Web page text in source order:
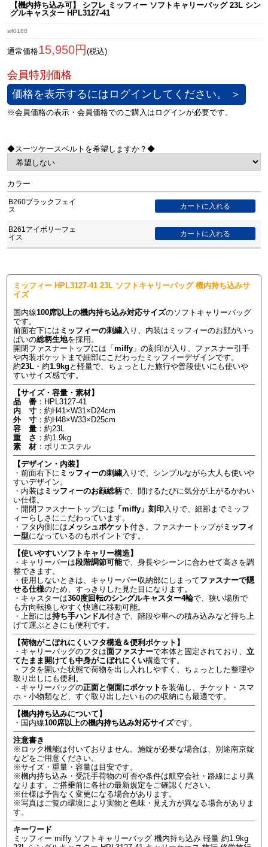
【機内持ち込み可】 シフレ ミッフィー ソフトキャリーバッグ 23L シン
グルキャスター HPL3127-41
sif0188
通常価格15,950円 (税込)
価格を表示するにはログインしてください。 ＞
◆スーツケースベルトを希望しますか？◆
カラー
B260ブラックフェイ
ス
B261アイボリーフェ
イス
ミッフィー HPL3127-41 23L ソフトキャリーバッグ 機内持ち込みサ
イズ
国内線100席以上の機内持ち込み対応サイズのソフトキャリーバッグ
です。
前面右下には ミッフィーの刺繍入り、内装はミッフィーのお顔がいっ
ぱいの総柄生地を採用。
開閉ファスナートップには「miffy 」の刻印が入り、ファスナー引手
や内装ポケットまで細部にこだわったミッフィーデザインです。
約23L ・約1.9kg と軽量で、ちょっとした旅行や普段使いにも使いや
すいサイズ感です。
【サイズ・容量・素材】
品 番 ：HPL3127-41
内 寸 ：約H41×W31×D24cm
外 寸 ：約H48×W33×D25cm
容 量 ：約23L
重 さ ：約1.9kg
素 材：ポリエステル
【デザイン・内装】
・前面右下に ミッフィーの刺繍入りで、シンプルながら大人も使いや
すいデザイン。
・内装は ミッフィーのお顔総柄で、開けるたびに気分が上がるかわい
い仕様。
・開閉ファスナートップには 「miffy」刻印入りで、細部までミッフ
ィーらしさにこだわっています。
・フタ内側にはメッシュポケット付き。ファスナートップが ミッフィ
ー型になっているのもポイントです。
【使いやすいソフトキャリー構造】
・キャリーバーは段階調節可能で、身長やシーンに合わせて高さを調
整できます。
・使用しないときは、キャリーバー収納部にしまってファスナーで隠
せる仕様のため、すっきりした見た目になります。
・キャスターは360度回転のシングルキャスター4輪で、狭い場所で
も方向転換しやすく快適に移動可能。
・上部には持ち手ハンドル付きで、階段や車への積み込みなど持ち上
げて運ぶときにも便利です。
【荷物がこぼれにくいフタ構造＆便利ポケット】
・キャリーバッグのフタは面ファスナーで本体と固定されており、立
てたまま開けても中身がこぼれにくい構造です。
・フタを開いた状態で荷物を出し入れしやすく、ちょっとした整理や
取り出しにも便利。
・キャリーバッグの正面と側面にポケット を装備し、チケット・スマ
ホ・小物類など、すぐ取り出したいものの収納にも最適です。
【機内持ち込みについて】
・国内線100席以上の機内持ち込み対応サイズです。
注意書き
※ロック機能は付いておりません。施錠が必要な場合は、別途南京錠
などをご用意ください。
※サイズ・重量・容量は目安です。
※機内持ち込み・受託手荷物の可否や条件は航空会社・路線により異
なります。ご搭乗前に各社の最新規定をご確認ください。
※仕様は予告なく変更になる場合があります。
※写真はご覧の環境により実物と色味・見え方が異なる場合がありま
す。
キーワード
ミッフィー miffy ソフトキャリーバッグ 機内持ち込み 軽量 約1.9kg